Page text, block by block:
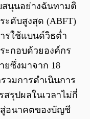
สนุนอย่างฉันทามติ
ะดับสูงสุด (ABFT)
รใช้แบนด์วิธต่ำ
ะกอบด้วยองค์กร
ซึ่งมาจาก 18
วมการดำเนินการ
รุปผลในเวลาไม่กี่
สู่อนาคตของบัญชี